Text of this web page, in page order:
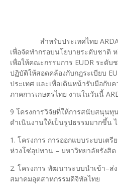
สำหรับประเทศไทย ARDA
เพื่อจัดทำกรอบนโยบายระดับชาติ
เพื่อให้คณะกรรมการ EUDR ระดั
ปฏิบัติให้สอดคล้องกับกฎระเบียบ
ประเทศ และเพื่อเดินหน้ารับมือกับ
ภาคการเกษตรไทย งานในวันนี้
9 โครงการวิจัยที่ให้การสนับสนุนทุ
ดำเนินงานให้เป็นรูปธรรมมากขึ้น
1. โครงการ การออกแบบระบบเต
ห่วงโซ่อุปทาน – มหาวิทยาลัยรังสิต
​2. โครงการ พัฒนาระบบนำเข้า–ส่
สมาคมอุตสาหกรรมดิจิทัลไทย